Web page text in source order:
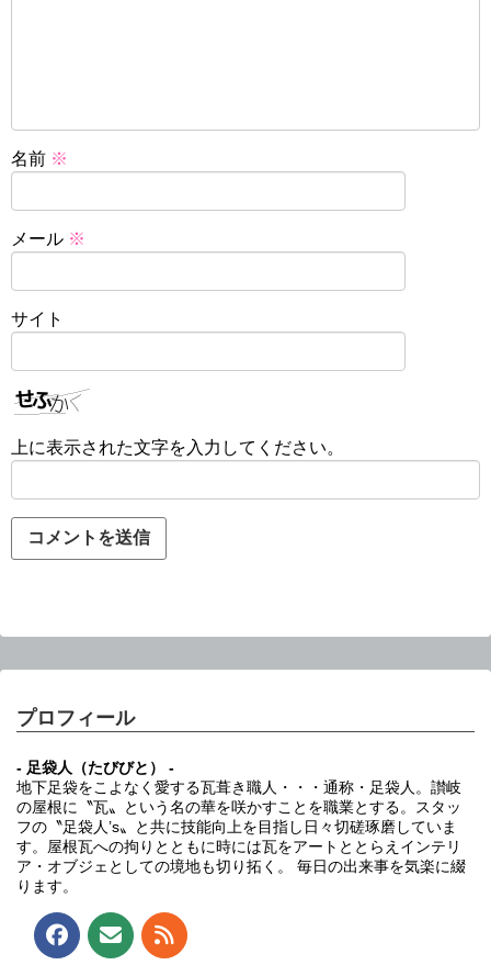
名前 ※
メール ※
サイト
上に表示された文字を入力してください。
プロフィール
- 足袋人（たびびと） -
地下足袋をこよなく愛する瓦葺き職人・・・通称・足袋人。讃岐
の屋根に〝瓦〟という名の華を咲かすことを職業とする。スタッ
フの〝足袋人’s〟と共に技能向上を目指し日々切磋琢磨していま
す。屋根瓦への拘りとともに時には瓦をアートととらえインテリ
ア・オブジェとしての境地も切り拓く。 毎日の出来事を気楽に綴
ります。